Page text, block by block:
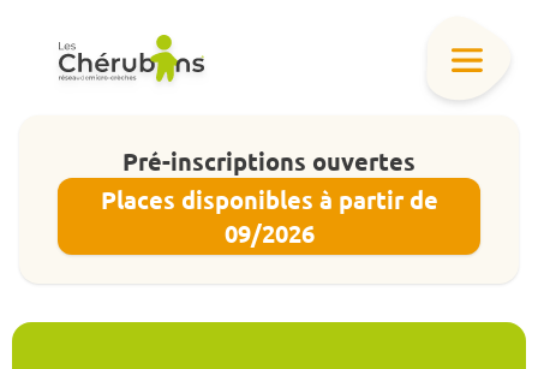
Pré-inscriptions ouvertes
Places disponibles à partir de
09/2026